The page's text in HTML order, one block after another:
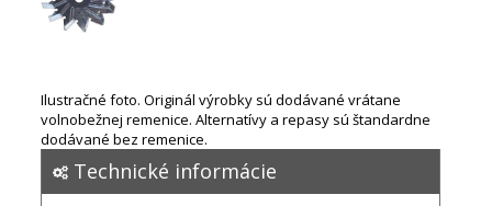
Ilustračné foto. Originál výrobky sú dodávané vrátane
volnobežnej remenice. Alternatívy a repasy sú štandardne
dodávané bez remenice.
Technické informácie